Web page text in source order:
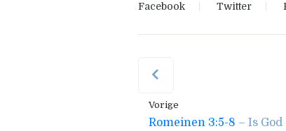
Facebook Twitter
Vorige
Romeinen 3:5-8 – Is